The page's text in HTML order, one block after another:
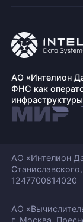
АО «Интелион
ФНС как
инфраструктуры
АО «Интелион
Станиславского,
1247700814020
АО
г. Москва,